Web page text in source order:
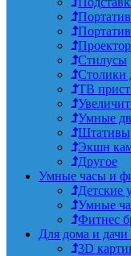
Стилусы
Столики
ТВ
Умные
Штативы
Экшн
Другое
Умные часы и
Детские
Умные
Фитнес
Для дома и дачи
3D